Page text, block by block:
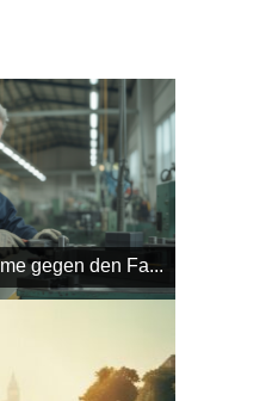
gegen den Fa...